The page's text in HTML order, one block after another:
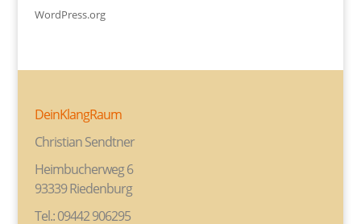
WordPress.org
DeinKlangRaum
Christian Sendtner
Heimbucherweg 6
93339 Riedenburg
Tel.: 09442 906295